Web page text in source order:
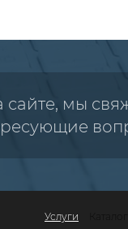
сайте, мы
Услуги